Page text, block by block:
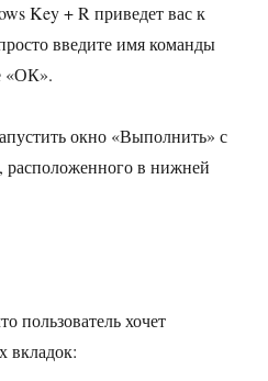
Key + R приведет вас к
введите имя команды
«ОК».
окно «Выполнить» с
в нижней
пользователь хочет
вкладок: